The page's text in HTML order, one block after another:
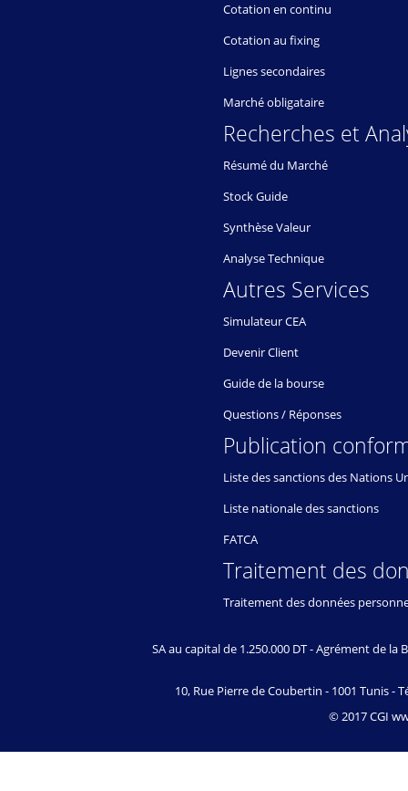
Cotation en continu
Cotation au fixing
Lignes secondaires
Marché obligataire
Recherches et
Résumé du Marché
Stock Guide
Synthèse Valeur
Analyse Technique
Autres Services
Simulateur CEA
Devenir Client
Guide de la bourse
Questions / Réponses
Publication
Liste des sanctions des Nations
Liste nationale des sanctions
FATCA
Traitement des
Traitement des données
SA au capital de 1.250.000 DT - Agrément de la
10, Rue Pierre de Coubertin - 1001 Tunis -
© 2017 CGI